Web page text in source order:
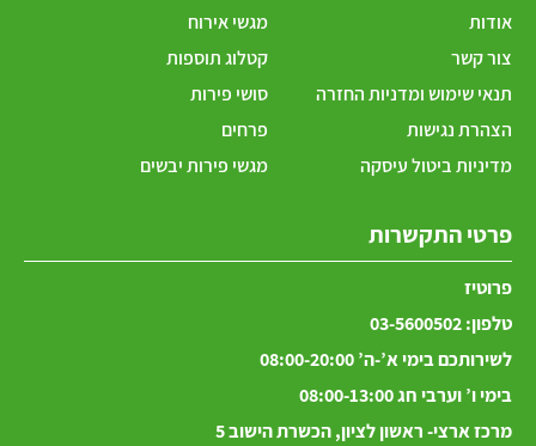
אודות
צור קשר
תנאי שימוש ומדניות החזרה
הצהרת נגישות
מדיניות ביטול עיסקה
מגשי אירוח
קטלוג תוספות
סושי פירות
פרחים
מגשי פירות יבשים
פרטי התקשרות
פרוטיז
טלפון:03-5600502
לשירותכם בימי א’-ה’ 08:00-20:00
בימי ו’ וערבי חג 08:00-13:00
מרכז ארצי- ראשון לציון, הכשרת הישוב 5